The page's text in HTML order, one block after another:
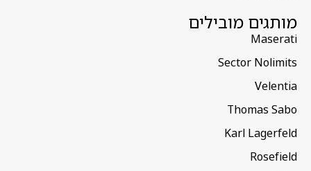
מותגים מובילים
Maserati
Sector Nolimits
Velentia
Thomas Sabo
Karl Lagerfeld
Rosefield